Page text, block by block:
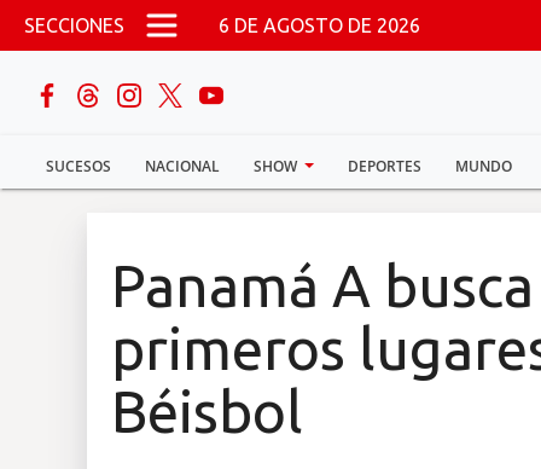
Pasar al contenido principal
SECCIONES 6 DE AGOSTO DE 2026
SUCESOS NACIONAL SHOW DEPORTES MUNDO
buscar
Sucesos
Panamá A
primeros
Béisbol